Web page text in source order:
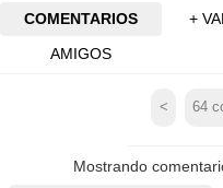
COMENTARIOS
+
AMIGOS
< 64
Mostrando